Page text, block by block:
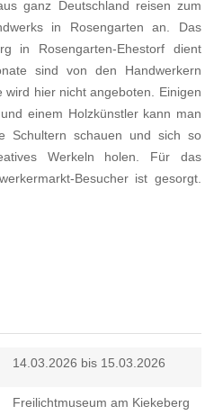
ganz Deutschland reisen zum
in Rosengarten an. Das
in Rosengarten-Ehestorf dient
sind von den Handwerkern
hier nicht angeboten. Einigen
einem Holzkünstler kann man
Schultern schauen und sich so
Werkeln holen. Für das
Besucher ist gesorgt.
14.03.2026 bis 15.03.2026
Freilichtmuseum am Kiekeberg